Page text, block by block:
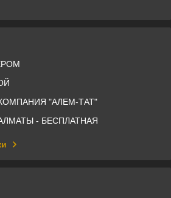
"АЛЕМ-ТАТ"
- БЕСПЛАТНАЯ